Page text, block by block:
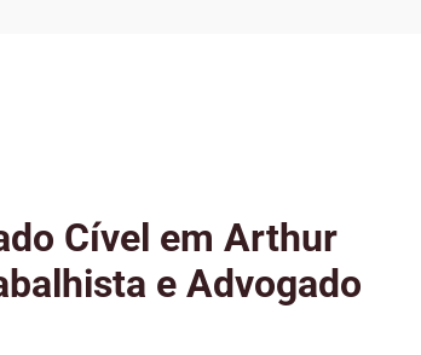
Cível em Arthur
e Advogado